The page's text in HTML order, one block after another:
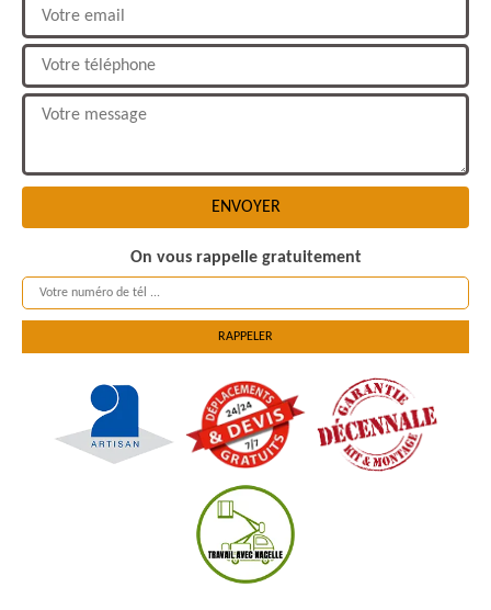
On vous rappelle gratuitement